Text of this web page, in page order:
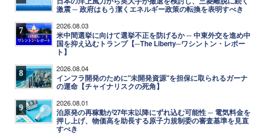
激震 ─ 政府はもう潔くエネルギー政策の転換を表明すべき
7 2026.08.03
米中間選挙に向けて選挙不正を防げるか ─ 中東外交を進め中
国を抑え込むトランプ【─The Liberty─ワシントン・レポー
ト】
8 2026.08.04
インフラ開発のために"未開発資源"を担保に取られるガーナ
の運命【チャイナリスクの死角】
9 2026.08.01
泊原発の再稼動が27年末以降にずれ込む可能性 ─ 電気料金を
押し上げ、物価高を助長する原子力規制委の審査基準を見直
すべき